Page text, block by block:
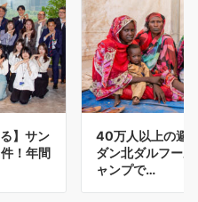
】サン
！年間
40万人以上の避
ダン北ダルフー
ャンプで…